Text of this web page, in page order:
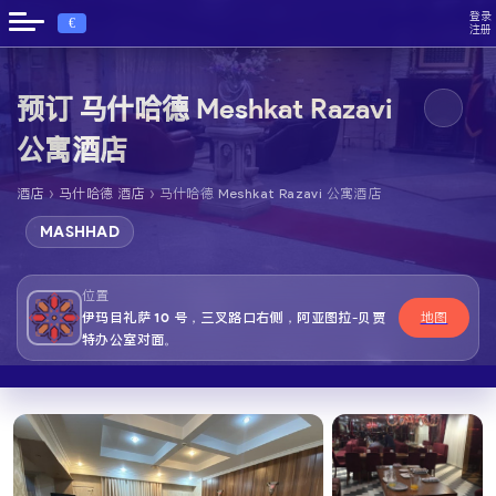
€
登录
注册
预订 马什哈德 Meshkat Razavi
公寓酒店
酒店 › 马什哈德 酒店 › 马什哈德 Meshkat Razavi 公寓酒店
MASHHAD
位置
伊玛目礼萨 10 号，三叉路口右侧，阿亚图拉-贝贾
特办公室对面。
地图